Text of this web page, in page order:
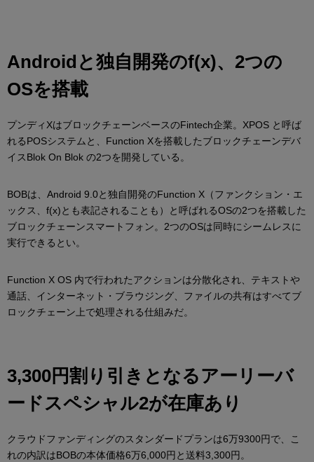
Androidと独自開発のf(x)、2つの
OSを搭載
プンディXはブロックチェーンベースのFintech企業。XPOS と呼ば
れるPOSシステムと、Function Xを搭載したブロックチェーンデバ
イスBlok On Blok の2つを開発している。
BOBは、Android 9.0と独自開発のFunction X（ファンクション・エ
ックス、f(x)とも表記されることも）と呼ばれるOSの2つを搭載した
ブロックチェーンスマートフォン。2つのOSは同時にシームレスに
実行できるとい。
Function X OS 内で行われたアクションは分散化され、テキストや
通話、インターネット・ブラウジング、ファイルの共有はすべてブ
ロックチェーン上で処理される仕組みだ。
3,300円割り引きとなるアーリーバ
ードスペシャル2が在庫あり
クラウドファンディングのスタンダードプランは6万9300円で、こ
れの内訳はBOBの本体価格6万6,000円と送料3,300円。